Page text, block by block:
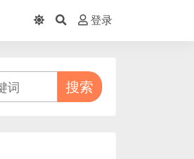
登录
搜索